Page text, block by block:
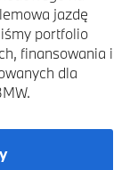
jazdę
portfolio
finansowania i
dla